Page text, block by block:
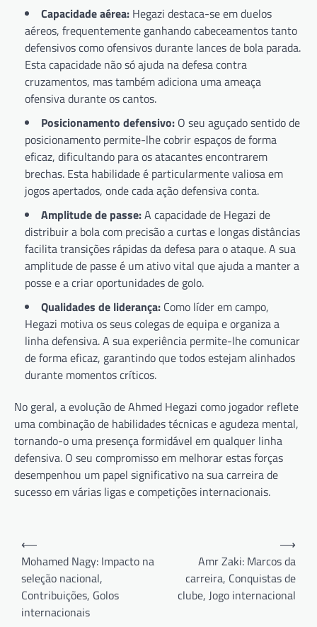
Capacidade aérea: Hegazi destaca-se em duelos
aéreos, frequentemente ganhando cabeceamentos tanto
defensivos como ofensivos durante lances de bola parada.
Esta capacidade não só ajuda na defesa contra
cruzamentos, mas também adiciona uma ameaça
ofensiva durante os cantos.
Posicionamento defensivo: O seu aguçado sentido de
posicionamento permite-lhe cobrir espaços de forma
eficaz, dificultando para os atacantes encontrarem
brechas. Esta habilidade é particularmente valiosa em
jogos apertados, onde cada ação defensiva conta.
Amplitude de passe:A capacidade de Hegazi de
distribuir a bola com precisão a curtas e longas distâncias
facilita transições rápidas da defesa para o ataque. A sua
amplitude de passe é um ativo vital que ajuda a manter a
posse e a criar oportunidades de golo.
Qualidades de liderança: Como líder em campo,
Hegazi motiva os seus colegas de equipa e organiza a
linha defensiva. A sua experiência permite-lhe comunicar
de forma eficaz, garantindo que todos estejam alinhados
durante momentos críticos.
No geral, a evolução de Ahmed Hegazi como jogador reflete
uma combinação de habilidades técnicas e agudeza mental,
tornando-o uma presença formidável em qualquer linha
defensiva. O seu compromisso em melhorar estas forças
desempenhou um papel significativo na sua carreira de
sucesso em várias ligas e competições internacionais.
Post
navigation
⟵
Mohamed Nagy: Impacto na
seleção nacional,
Contribuições, Golos
internacionais
Amr Zaki: Marcos da
carreira, Conquistas de
clube, Jogo internacional
⟶